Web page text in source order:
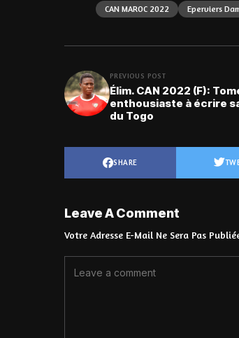
CAN MAROC 2022 Eperviers
PREVIOUS POST
Élim. CAN 2022 (F):
enthousiaste à écrire
du Togo
SHARE
Leave A Comment
Votre Adresse E-Mail Ne Sera Pas